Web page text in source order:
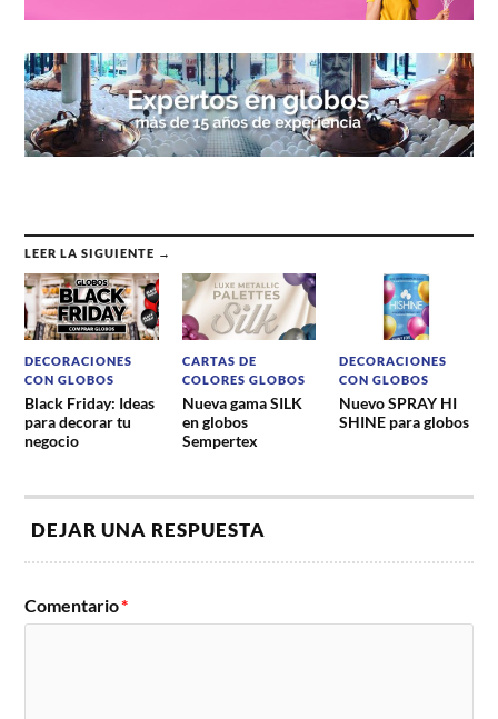
LEER LA SIGUIENTE →
DECORACIONES
CON GLOBOS
Black Friday: Ideas
para decorar tu
negocio
CARTAS DE
COLORES GLOBOS
Nueva gama SILK
en globos
Sempertex
DECORACIONES
CON GLOBOS
Nuevo SPRAY HI
SHINE para globos
DEJAR UNA RESPUESTA
Comentario*